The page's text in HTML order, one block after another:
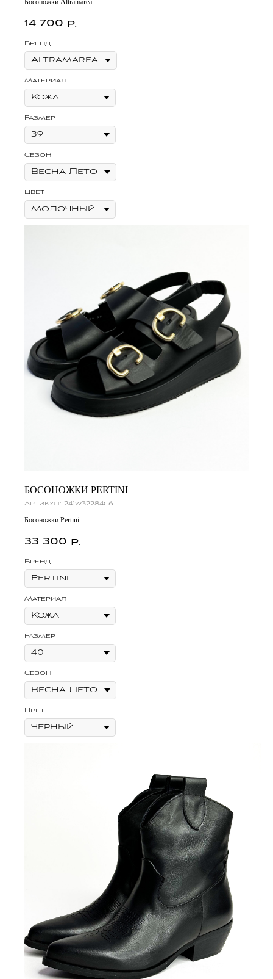
14 700 р.
Бренд
Материал
Размер
Сезон
Цвет
БОСОНОЖКИ PERTINI
Артикул: 241w32284c6
Босоножки Pertini
33 300 р.
Бренд
Материал
Размер
Сезон
Цвет